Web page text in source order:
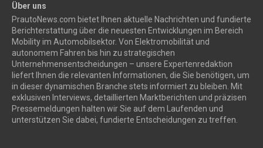
Über uns
PrautoNews.com bietet Ihnen aktuelle Nachrichten und fundierte
Berichterstattung über die neuesten Entwicklungen im Bereich
Mobility im Automobilsektor. Von Elektromobilität und
autonomem Fahren bis hin zu strategischen
Unternehmensentscheidungen – unsere Expertenredaktion
liefert Ihnen die relevanten Informationen, die Sie benötigen, um
in dieser dynamischen Branche stets informiert zu bleiben. Mit
exklusiven Interviews, detaillierten Marktberichten und präzisen
Pressemeldungen halten wir Sie auf dem Laufenden und
unterstützen Sie dabei, fundierte Entscheidungen zu treffen.